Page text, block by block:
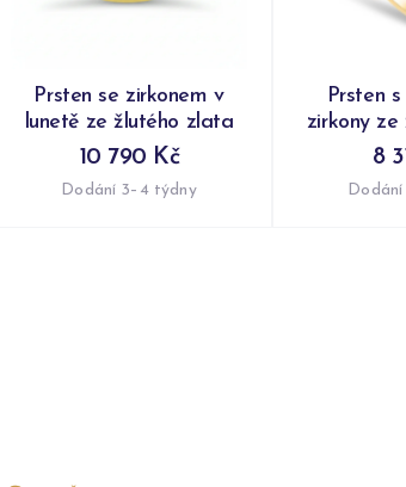
Prsten se zirkonem v
lunetě ze žlutého zlata
10 790 Kč
Dodání 3–4 týdny
Prsten
zirkony
8